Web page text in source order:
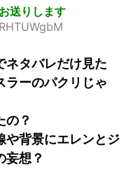
送りします
ネタバレだけ見た
ラーのパクリじゃ
の？
や背景にエレンとジ
妄想？